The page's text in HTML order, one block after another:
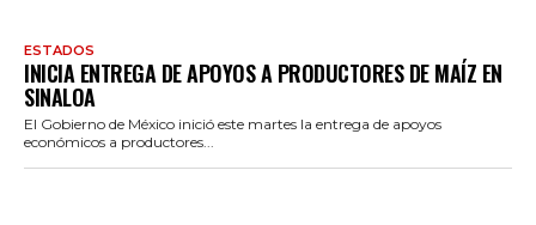
ESTADOS
INICIA ENTREGA DE APOYOS A PRODUCTORES DE MAÍZ EN
SINALOA
El Gobierno de México inició este martes la entrega de apoyos
económicos a productores...